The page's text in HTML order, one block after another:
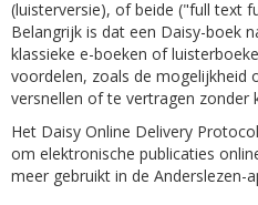
(luisterversie), of beide ("full text
Belangrijk is dat een Daisy-boek
klassieke e-boeken of
voordelen, zoals de mogelijkheid
versnellen of te vertragen zonder
Het Daisy Online Delivery
om elektronische publicaties
meer gebruikt in de Anderslezen-